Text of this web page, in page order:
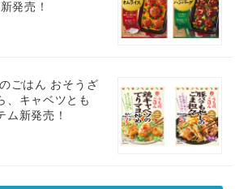
発売！
ごはん おそうざ
、キャベツとも
ム新発売！